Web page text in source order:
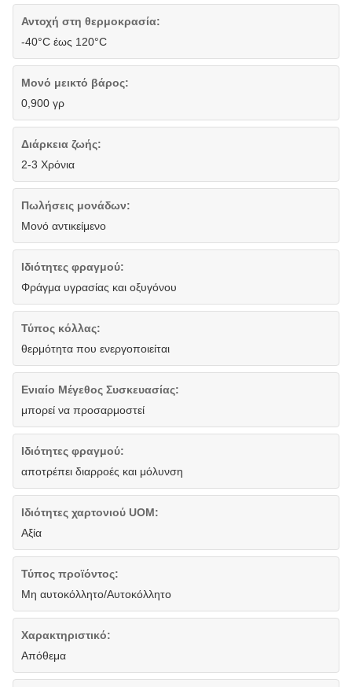
Αντοχή στη θερμοκρασία:
-40°C έως 120°C
Μονό μεικτό βάρος:
0,900 γρ
Διάρκεια ζωής:
2-3 Χρόνια
Πωλήσεις μονάδων:
Μονό αντικείμενο
Ιδιότητες φραγμού:
Φράγμα υγρασίας και οξυγόνου
Τύπος κόλλας:
θερμότητα που ενεργοποιείται
Ενιαίο Μέγεθος Συσκευασίας:
μπορεί να προσαρμοστεί
Ιδιότητες φραγμού:
αποτρέπει διαρροές και μόλυνση
Ιδιότητες χαρτονιού UOM:
Αξία
Τύπος προϊόντος:
Μη αυτοκόλλητο/Αυτοκόλλητο
Χαρακτηριστικό:
Απόθεμα